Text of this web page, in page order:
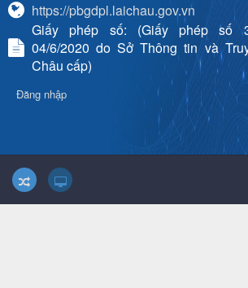
https://pbgdpl.laichau.gov.vn
Giấy phép số: (Giấy phép số
04/6/2020 do Sở Thông tin và
Châu cấp)
Đăng nhập